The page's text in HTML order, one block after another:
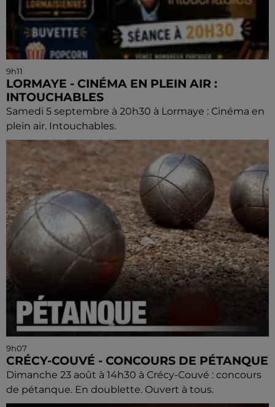
9h11
LORMAYE - CINÉMA EN PLEIN AIR :
INTOUCHABLES
Samedi 5 septembre à 20h30 à Lormaye : Cinéma en
plein air. Intouchables.
9h07
CRÉCY-COUVÉ - CONCOURS DE PÉTANQUE
Dimanche 23 août à 14h30 à Crécy-Couvé : concours
de pétanque. En doublette. Ouvert à tous.